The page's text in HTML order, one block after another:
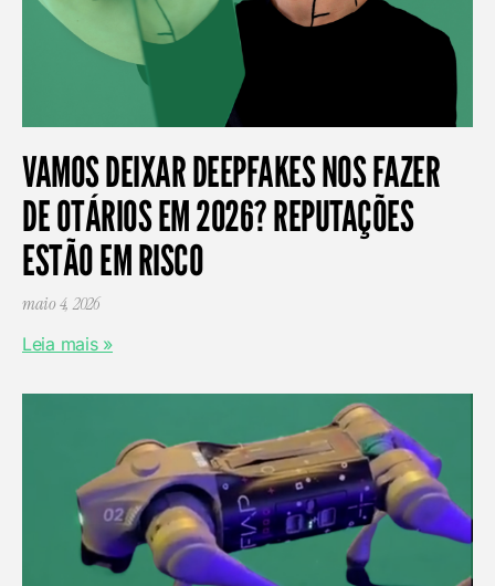
VAMOS DEIXAR DEEPFAKES NOS FAZER
DE OTÁRIOS EM 2026? REPUTAÇÕES
ESTÃO EM RISCO
maio 4, 2026
Leia mais »